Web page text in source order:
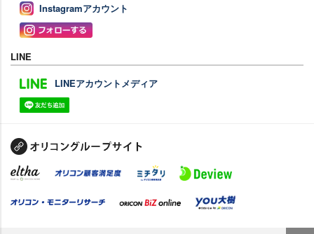
Instagramアカウント
LINE
LINEアカウントメディア